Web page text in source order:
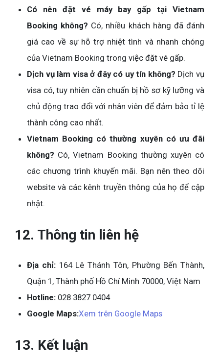
Có nên đặt vé máy bay gấp tại Vietnam
Booking không? Có, nhiều khách hàng đã đánh
giá cao về sự hỗ trợ nhiệt tình và nhanh chóng
của Vietnam Booking trong việc đặt vé gấp.
Dịch vụ làm visa ở đây có uy tín không? Dịch vụ
visa có, tuy nhiên cần chuẩn bị hồ sơ kỹ lưỡng và
chủ động trao đổi với nhân viên để đảm bảo tỉ lệ
thành công cao nhất.
Vietnam Booking có thường xuyên có ưu đãi
không? Có, Vietnam Booking thường xuyên có
các chương trình khuyến mãi. Bạn nên theo dõi
website và các kênh truyền thông của họ để cập
nhật.
12. Thông tin liên hệ
Địa chỉ:164 Lê Thánh Tôn, Phường Bến Thành,
Quận 1, Thành phố Hồ Chí Minh 70000, Việt Nam
Hotline: 028 3827 0404
Google Maps:Xem trên Google Maps
13. Kết luận